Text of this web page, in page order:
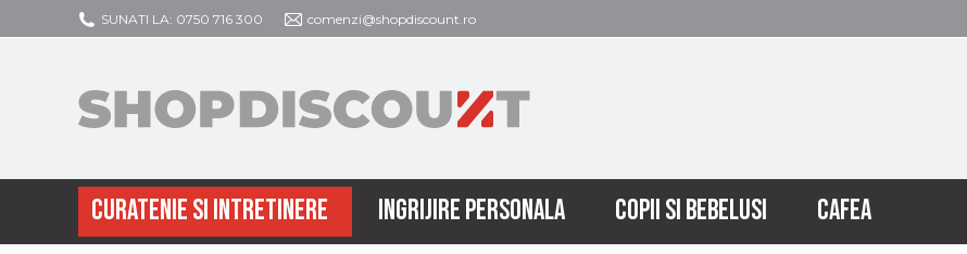
SUNATI LA: 0750 716 300 comenzi@shopdiscount.ro
CURATENIE SI INTRETINERE INGRIJIRE PERSONALA COPII SI BEBELUSI CAFEA